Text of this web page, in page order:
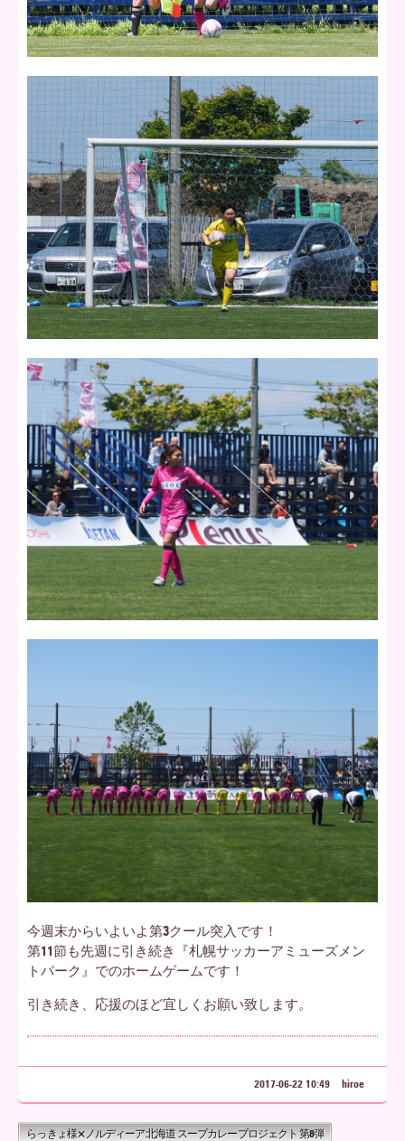
今週末からいよいよ第3クール突入です！
第11節も先週に引き続き『札幌サッカーアミューズメン
トパーク』でのホームゲームです！
引き続き、応援のほど宜しくお願い致します。
2017-06-22 10:49 hiroe
らっきょ様×ノルディーア北海道 スープカレープロジェクト 第8弾